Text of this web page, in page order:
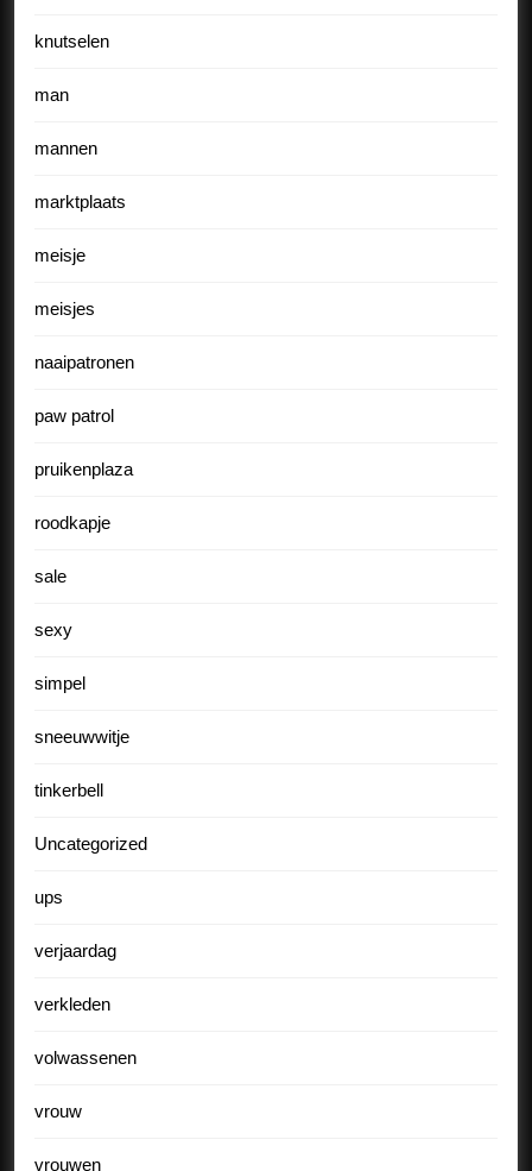
knutselen
man
mannen
marktplaats
meisje
meisjes
naaipatronen
paw patrol
pruikenplaza
roodkapje
sale
sexy
simpel
sneeuwwitje
tinkerbell
Uncategorized
ups
verjaardag
verkleden
volwassenen
vrouw
vrouwen